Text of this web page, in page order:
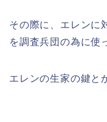
その際に、エレンに
を調査兵団の為に使
エレンの生家の鍵と